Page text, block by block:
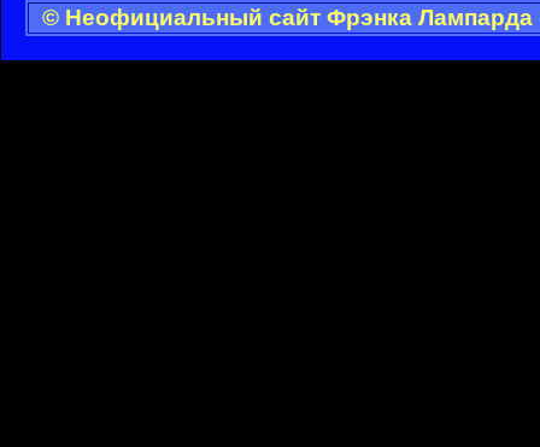
© Неофициальный сайт Фрэнка Лампарда